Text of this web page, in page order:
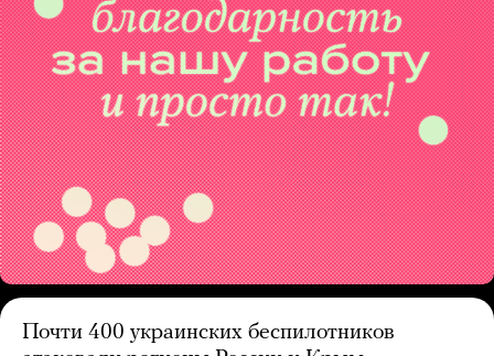
Почти 400 украинских беспилотников